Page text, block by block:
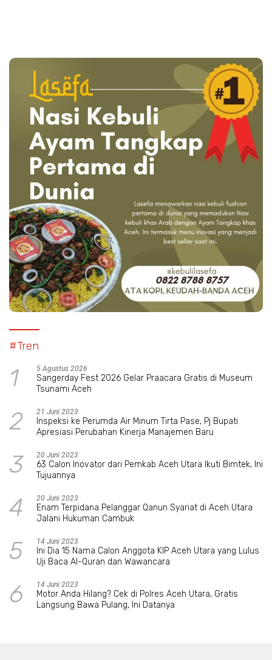
#Tren
1 5 Agustus 2026
Sangerday Fest 2026 Gelar Praacara Gratis di Museum
Tsunami Aceh
2 21 Juni 2023
Inspeksi ke Perumda Air Minum Tirta Pase, Pj Bupati
Apresiasi Perubahan Kinerja Manajemen Baru
3 20 Juni 2023
63 Calon Inovator dari Pemkab Aceh Utara Ikuti Bimtek, Ini
Tujuannya
4 20 Juni 2023
Enam Terpidana Pelanggar Qanun Syariat di Aceh Utara
Jalani Hukuman Cambuk
5 14 Juni 2023
Ini Dia 15 Nama Calon Anggota KIP Aceh Utara yang Lulus
Uji Baca Al-Quran dan Wawancara
6 14 Juni 2023
Motor Anda Hilang? Cek di Polres Aceh Utara, Gratis
Langsung Bawa Pulang, Ini Datanya